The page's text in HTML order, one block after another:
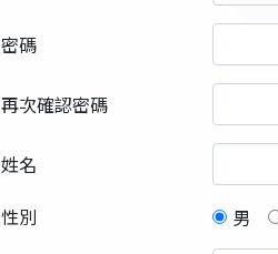
密碼
再次確認密碼
姓名
性別
男